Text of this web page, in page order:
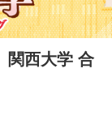
関西大学 合